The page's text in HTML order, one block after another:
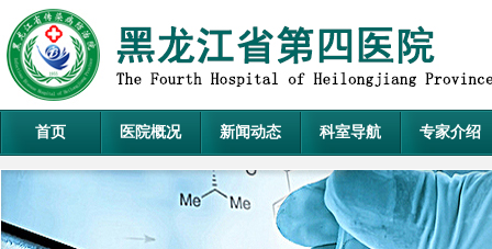
首页 医院概况 新闻动态 科室导航 专家介绍